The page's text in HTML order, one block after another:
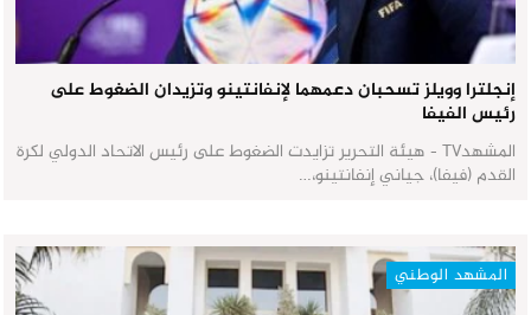
إنجلترا وويلز تسحبان دعمهما لإنفانتينو وتزيدان الضغوط على
رئيس الفيفا
المشهدTV - هيئة التحرير تزايدت الضغوط على رئيس الاتحاد الدولي لكرة
القدم (فيفا)، جياني إنفانتينو،…
المشهد الوطني